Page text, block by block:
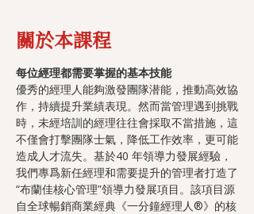
關於本課程
每位經理都需要掌握的基本技能
優秀的經理人能夠激發團隊潜能，推動高效協
作，持續提升業績表現。然而當管理遇到挑戰
時，未經培訓的經理往往會採取不當措施，這
不僅會打擊團隊士氣，降低工作效率，更可能
造成人才流失。基於40 年領導力發展經驗，
我們專爲新任經理和需要提升的管理者打造了
“布蘭佳核心管理”領導力發展項目。該項目源
自全球暢銷商業經典《一分鐘經理人®》的核